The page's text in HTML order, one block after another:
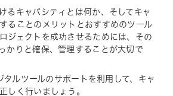
るキャパシティとは何か、そしてキャ
ることのメリットとおすすめのツール
ジェクトを成功させるためには、その
かりと確保、管理することが大切で
ルツールのサポートを利用して、キャ
しく行いましょう。